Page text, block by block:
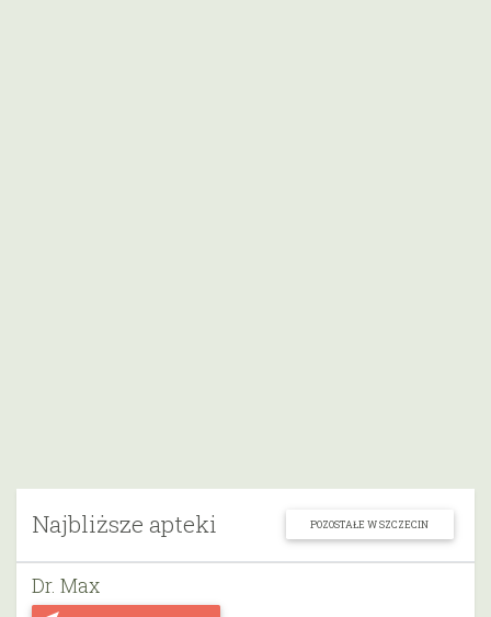
Najbliższe apteki POZOSTAŁE W SZCZECIN
Dr. Max